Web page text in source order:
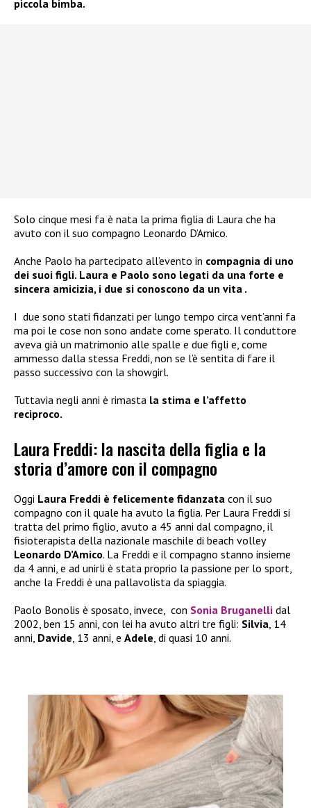
piccola bimba.
Solo cinque mesi fa è nata la prima figlia di Laura che ha
avuto con il suo compagno Leonardo D’Amico.
Anche Paolo ha partecipato all’evento in compagnia di uno
dei suoi figli. Laura e Paolo sono legati da una forte e
sincera amicizia, i due si conoscono da un vita .
I due sono stati fidanzati per lungo tempo circa vent’anni fa
ma poi le cose non sono andate come sperato. Il conduttore
aveva già un matrimonio alle spalle e due figli e, come
ammesso dalla stessa Freddi, non se l’è sentita di fare il
passo successivo con la showgirl.
Tuttavia negli anni è rimasta la stima e l’affetto
reciproco.
Laura Freddi: la nascita della figlia e la
storia d’amore con il compagno
Oggi Laura Freddi è felicemente fidanzata con il suo
compagno con il quale ha avuto la figlia. Per Laura Freddi si
tratta del primo figlio, avuto a 45 anni dal compagno, il
fisioterapista della nazionale maschile di beach volley
Leonardo D’Amico. La Freddi e il compagno stanno insieme
da 4 anni, e ad unirli è stata proprio la passione per lo sport,
anche la Freddi è una pallavolista da spiaggia.
Paolo Bonolis è sposato, invece, con Sonia Bruganelli dal
2002, ben 15 anni, con lei ha avuto altri tre figli: Silvia, 14
anni, Davide, 13 anni, e Adele, di quasi 10 anni.